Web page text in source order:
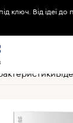
ключ. Від ідеї
обладнання та